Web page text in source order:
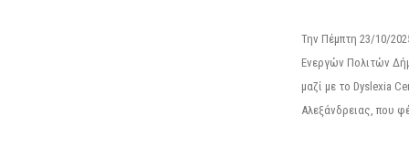
Την Πέμπτη 23/10/
Ενεργών Πολιτών
μαζί με το Dyslexia
Αλεξάνδρειας, που